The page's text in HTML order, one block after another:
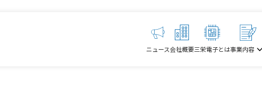
ニュース会社概要三栄電子とは事業内容